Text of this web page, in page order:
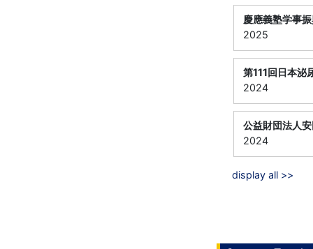
慶應義塾学事
2025
第111回日本泌
2024
公益財団法人
2024
display all >>